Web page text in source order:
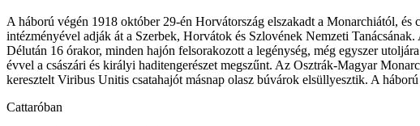
A háború végén 1918 október 29-én Horvátország elszakadt a Monarchiától,
intézményével adják át a Szerbek, Horvátok és Szlovének Nemzeti
Délután 16 órakor, minden hajón felsorakozott a legénység, még egyszer
évvel a császári és királyi haditengerészet megszűnt. Az Osztrák-Magyar
keresztelt Viribus Unitis csatahajót másnap olasz búvárok elsüllyesztik. A
Cattaróban